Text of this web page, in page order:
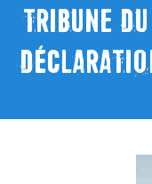
TRIBUNE